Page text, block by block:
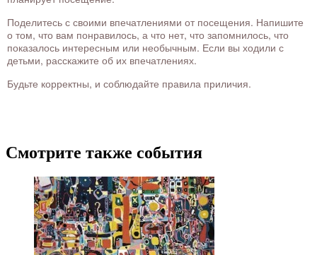
Поделитесь с своими впечатлениями от посещения. Напишите
о том, что вам понравилось, а что нет, что запомнилось, что
показалось интересным или необычным. Если вы ходили с
детьми, расскажите об их впечатлениях.
Будьте корректны, и соблюдайте правила приличия.
Смотрите также события